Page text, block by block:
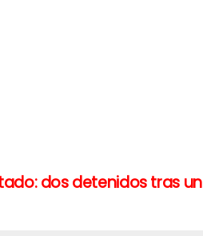
dos detenidos tras un